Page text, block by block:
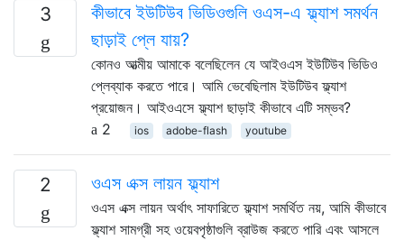
3
কীভাবে ইউটিউব ভিডিওগুলি ওএস-এ ফ্ল্যাশ সমর্থন
ছাড়াই প্লে যায়?
কোনও আত্মীয় আমাকে বলেছিলেন যে আইওএস ইউটিউব ভিডিও
প্লেব্যাক করতে পারে। আমি ভেবেছিলাম ইউটিউব ফ্ল্যাশ
প্রয়োজন। আইওএসে ফ্ল্যাশ ছাড়াই কীভাবে এটি সম্ভব?
2
ios adobe-flash youtube
2 ওএস এক্স লায়ন ফ্ল্যাশ
ওএস এক্স লায়ন অর্থাৎ সাফারিতে ফ্ল্যাশ সমর্থিত নয়, আমি কীভাবে
ফ্ল্যাশ সামগ্রী সহ ওয়েবপৃষ্ঠাগুলি ব্রাউজ করতে পারি এবং আসলে